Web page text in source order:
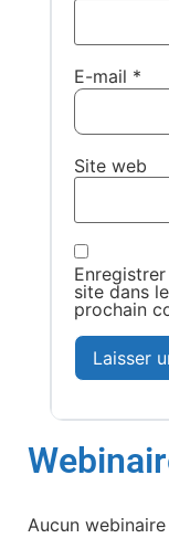
E-mail *
Site web
site dans
prochain
Aucun